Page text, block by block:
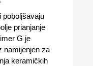
poboljšavaju
prianjanje
G je
namijenjen za
keramičkih